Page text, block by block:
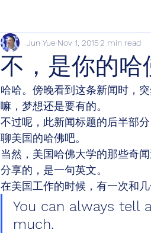
不，是你的哈
Jun Yue Nov 1, 20152 min read
哈哈。傍晚看到这条新闻时，
嘛，梦想还是要有的。
不过呢，此新闻标题的后半部
聊美国的哈佛吧。
当然，美国哈佛大学的那些奇
分享的，是一句英文。
在美国工作的时候，有一次和
You can always tell
much.